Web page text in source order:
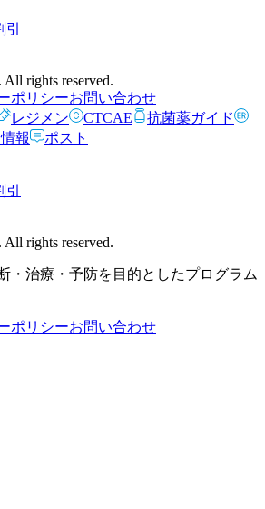
rights reserved.
ポリシーお問い合わせ
レジメン CTCAE
抗菌薬ガイド
報 ポスト
rights reserved.
・治療・予防を目的としたプログラム
ポリシーお問い合わせ